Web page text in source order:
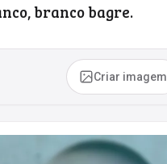
branco bagre.
Criar imagem